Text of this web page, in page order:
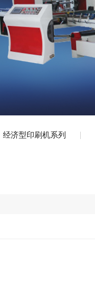
经济型印刷机系列